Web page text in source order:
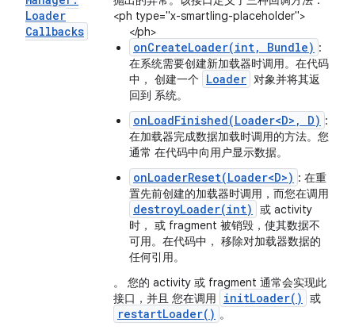
Loader
Callbacks
<ph type="x-smartling-placeholder">
</ph>
onCreateLoader(int, Bundle) :
在系统需要创建新加载器时调用。在代码
中， 创建一个 Loader 对象并将其返
回到 系统。
onLoadFinished(Loader<D>, D) :
在加载器完成数据加载时调用的方法。您
通常 在代码中向用户显示数据。
onLoaderReset(Loader<D>) : 在重
置先前创建的加载器时调用，而您在调用
destroyLoader(int)
或 activity
时， 或 fragment 被销毁，使其数据不
可用。在代码中， 移除对加载器数据的
任何引用。
。 您的 activity 或 fragment 通常会实现此
接口，并且 您在调用
initLoader( ) 或
restartLoader( ) 。